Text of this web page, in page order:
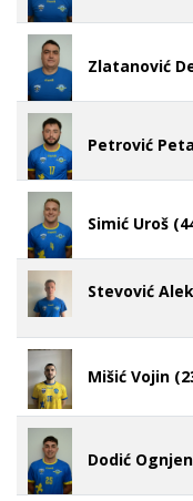
Zlatanović
Petrović
Simić Uroš
Stevović
Mišić Vojin
Dodić